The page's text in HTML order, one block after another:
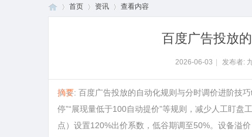
首页 资讯 查看内容
百度广告投放
2026-06-03 发布者:
摘要: 百度广告投放的自动化规则与分时调价进阶技
停”“展现量低于100自动提价”等规则，减少人工盯
点）设置120%出价系数，低谷期调至50%。设备溢